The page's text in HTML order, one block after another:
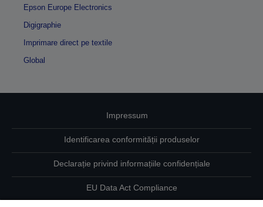
Epson Europe Electronics
Digigraphie
Imprimare direct pe textile
Global
Impressum
Identificarea conformității produselor
Declarație privind informațiile confidențiale
EU Data Act Compliance